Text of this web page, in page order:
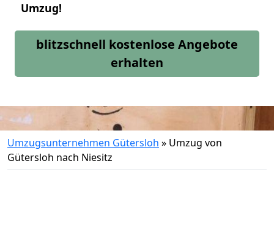
Umzug!
blitzschnell kostenlose Angebote
erhalten
Umzugsunternehmen Gütersloh » Umzug von
Gütersloh nach Niesitz